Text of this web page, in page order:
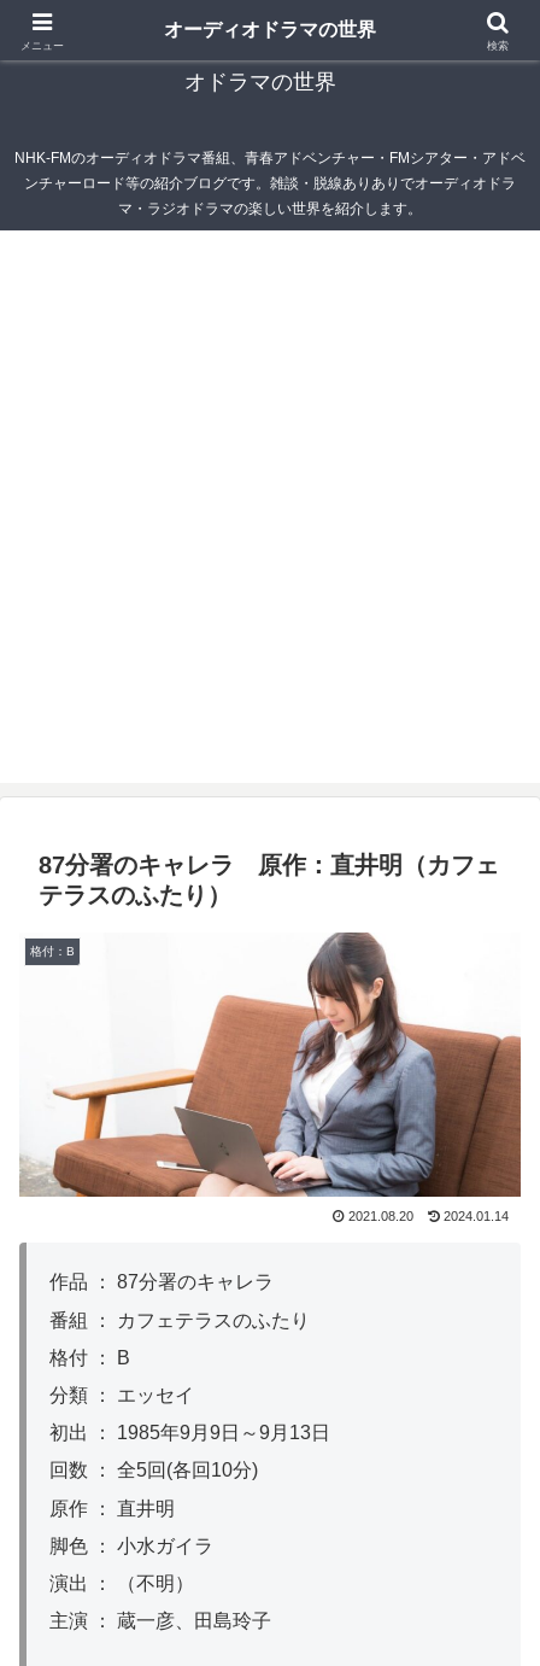
青春アドベンチャー雑記帳～オーディオドラマ・ラジ
オドラマの世界
NHK-FMのオーディオドラマ番組、青春アドベンチャー・FMシアター・アドベ
ンチャーロード等の紹介ブログです。雑談・脱線ありありでオーディオドラ
マ・ラジオドラマの楽しい世界を紹介します。
87分署のキャレラ 原作：直井明（カフェ
テラスのふたり）
格付：B
2021.08.20 2024.01.14
作品 ： 87分署のキャレラ
番組 ： カフェテラスのふたり
格付 ： B
分類 ： エッセイ
初出 ： 1985年9月9日～9月13日
回数 ： 全5回(各回10分)
原作 ： 直井明
脚色 ： 小水ガイラ
演出 ： （不明）
主演 ： 蔵一彦、田島玲子
メニュー
オーディオドラマの世界
検索